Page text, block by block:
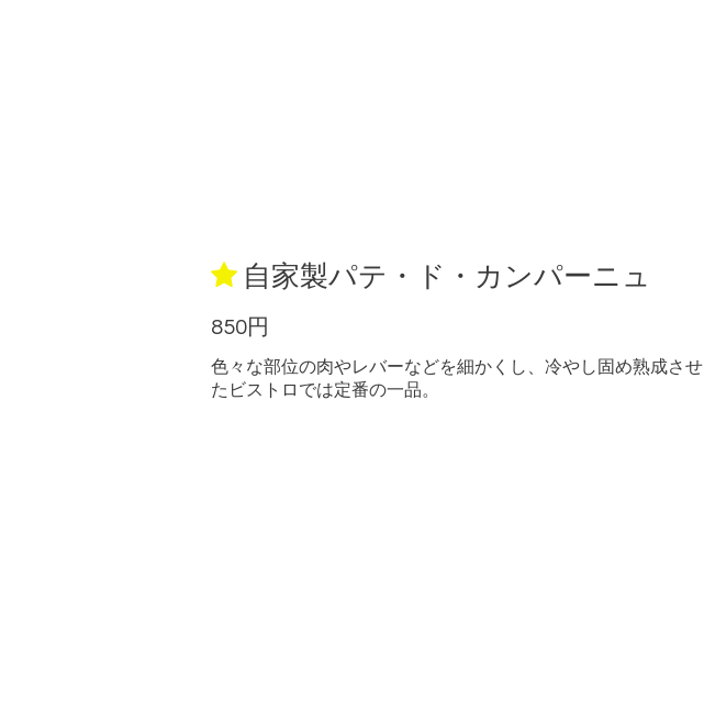
自家製パテ・ド・カンパーニュ
850円
色々な部位の肉やレバーなどを細かくし、冷やし固め熟成させ
たビストロでは定番の一品。